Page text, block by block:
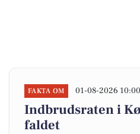
FAKTA OM 01-08-2026 10:00
Indbrudsraten i
faldet